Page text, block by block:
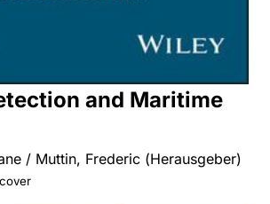
and Maritime
/ Muttin, Frederic (Herausgeber)